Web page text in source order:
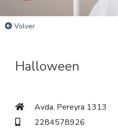
Volver
Halloween
Avda. Pereyra 1313
2284578926